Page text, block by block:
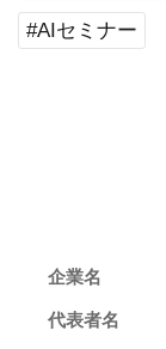
#AIセミナー
企業名
代表者名